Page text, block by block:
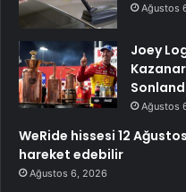
Ağustos
Joey
Ağustos
WeRide hissesi 12
hareket edebilir
Ağustos 6, 2026